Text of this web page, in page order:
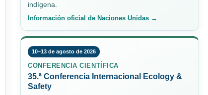
indígena.
Información oficial de Naciones Unidas →
10–13 de agosto de 2026
CONFERENCIA CIENTÍFICA
35.ª Conferencia Internacional Ecology &
Safety